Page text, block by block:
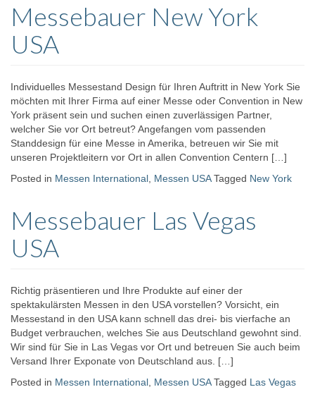
Messebauer New York
USA
Individuelles Messestand Design für Ihren Auftritt in New York Sie
möchten mit Ihrer Firma auf einer Messe oder Convention in New
York präsent sein und suchen einen zuverlässigen Partner,
welcher Sie vor Ort betreut? Angefangen vom passenden
Standdesign für eine Messe in Amerika, betreuen wir Sie mit
unseren Projektleitern vor Ort in allen Convention Centern […]
Posted in Messen International Messen USA Tagged New York
Messebauer Las Vegas
USA
Richtig präsentieren und Ihre Produkte auf einer der
spektakulärsten Messen in den USA vorstellen? Vorsicht, ein
Messestand in den USA kann schnell das drei- bis vierfache an
Budget verbrauchen, welches Sie aus Deutschland gewohnt sind.
Wir sind für Sie in Las Vegas vor Ort und betreuen Sie auch beim
Versand Ihrer Exponate von Deutschland aus. […]
Posted in Messen International Messen USA Tagged Las Vegas